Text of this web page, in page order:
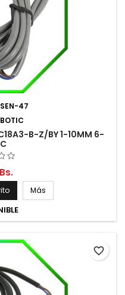
SEN-47
B-Z/BY 1-10MM 6-
Más
favorite_border